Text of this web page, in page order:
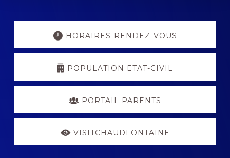
Explore
HORAIRES-RENDEZ-VOUS
POPULATION ETAT-CIVIL
PORTAIL PARENTS
VISITCHAUDFONTAINE